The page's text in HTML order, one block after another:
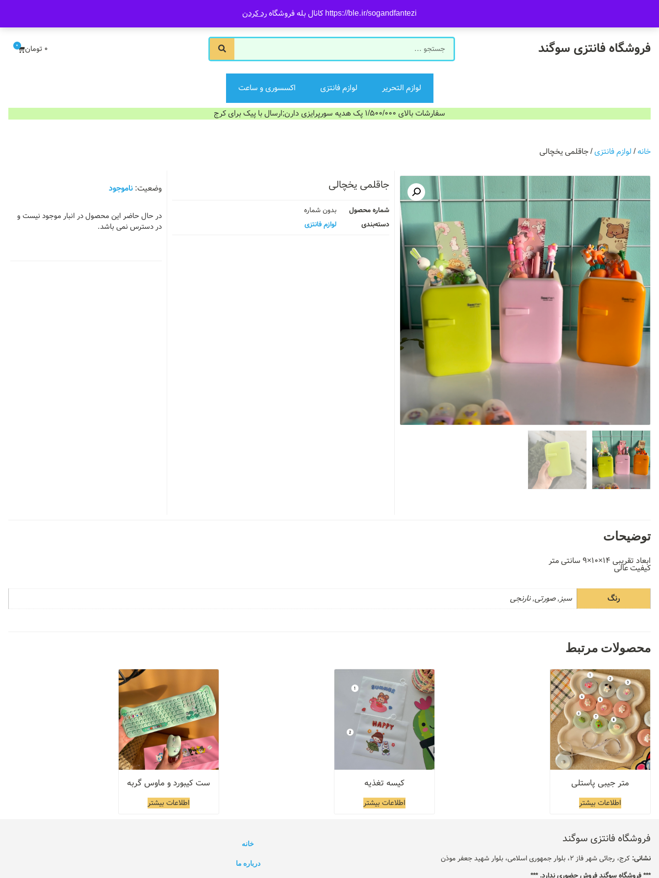
https://ble.ir/sogandfantezi کانال بله فروشگاه رد کردن
فروشگاه فانتزی سوگند 0 تومان 0
لوازم التحریر لوازم فانتزی اکسسوری و ساعت
سفارشات بالای 1/500/000 پک هدیه سورپرایزی دارن;ارسال با پیک برای کرج
خانه/ لوازم فانتزی/ جاقلمی یخچالی
جاقلمی یخچالی
شماره محصول
بدون شماره
دسته‌بندی
لوازم فانتزی
ناموجود
در حال حاضر این محصول در انبار موجود نیست و
در دسترس نمی باشد.
توضیحات
ابعاد تقریبی ۱۴×۱۰×۹ سانتی متر
کیفیت عالی
رنگ سبز, صورتی, نارنجی
محصولات مرتبط
متر جیبی پاستلی
اطلاعات بیشتر
کیسه تغذیه
اطلاعات بیشتر
ست کیبورد و ماوس گربه
اطلاعات بیشتر
فروشگاه فانتزی سوگند
نشانی: کرج، رجائی شهر فاز 2، بلوار جمهوری اسلامی، بلوار شهید جعفر موذن
*** فروشگاه سوگند فروش حضوری ندارد. ***
خانه
درباره ما